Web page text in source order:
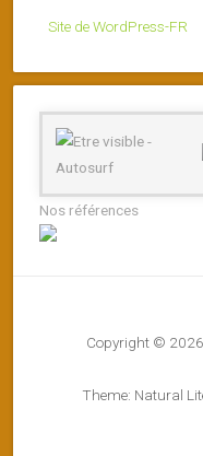
Site de WordPress-FR
Nos références
Copyright © 2026
Theme: Natural